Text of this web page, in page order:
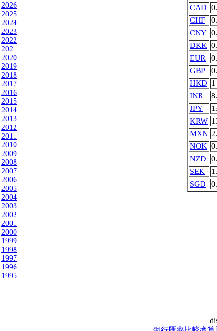
2026
2025
2024
2023
2022
2021
2020
2019
2018
2017
2016
2015
2014
2013
2012
2011
2010
2009
2008
2007
2006
2005
2004
2003
2002
2001
2000
1999
1998
1997
1996
1995
CAD
CHF
CNY
DKK
EUR
GBP
HKD 1
INR
JPY
KRW
MXN
NOK
NZD
SEK
SGD
|